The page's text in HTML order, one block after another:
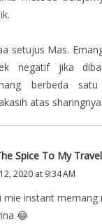
setujus Mas.
negatif jika
berbeda
atas
Spice To My Travel
2020 at 9:34 AM
mie instant memang
😂